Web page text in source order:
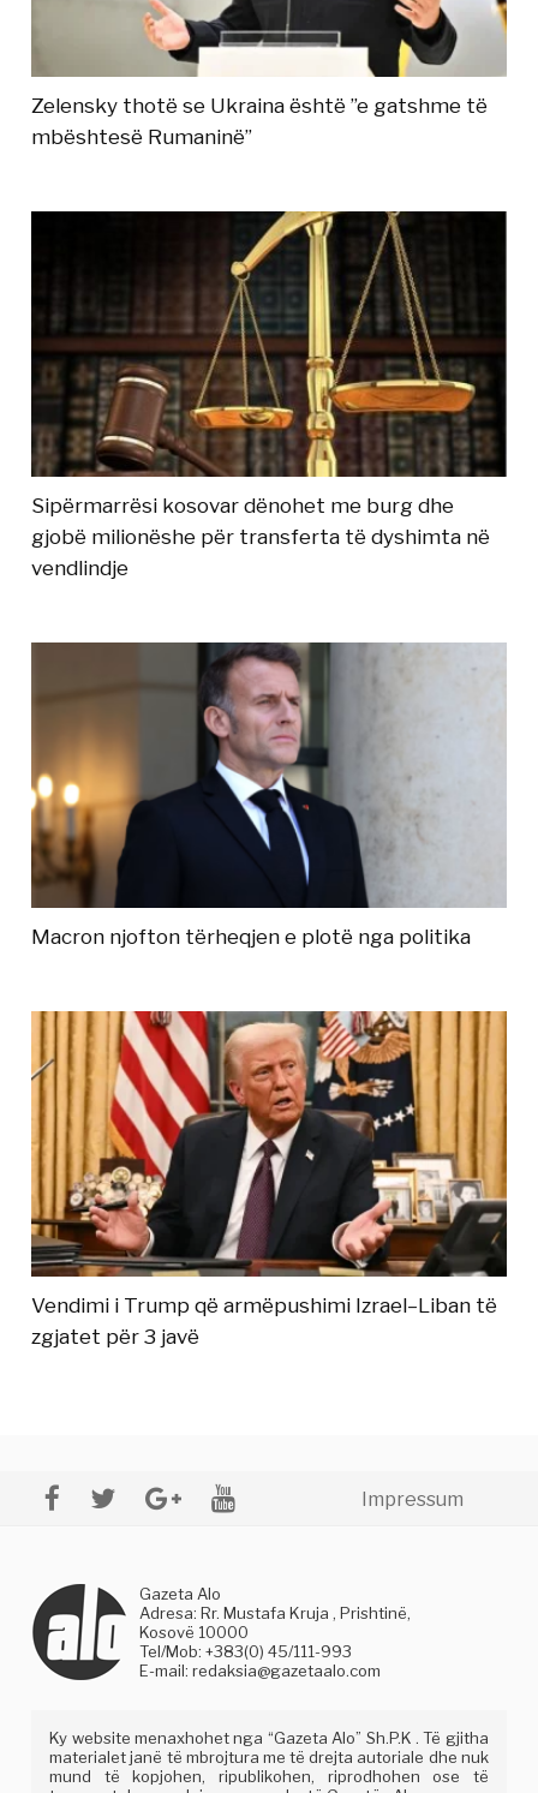
Zelensky thotë se Ukraina është ”e gatshme të
mbështesë Rumaninë”
Sipërmarrësi kosovar dënohet me burg dhe
gjobë milionëshe për transferta të dyshimta në
vendlindje
Macron njofton tërheqjen e plotë nga politika
Vendimi i Trump që armëpushimi Izrael–Liban të
zgjatet për 3 javë
Impressum
Gazeta Alo
Adresa: Rr. Mustafa Kruja , Prishtinë,
Kosovë 10000
Tel/Mob: +383(0) 45/111-993
E-mail:redaksia@gazetaalo.com
Ky website menaxhohet nga “Gazeta Alo” Sh.P.K . Të gjitha
materialet janë të mbrojtura me të drejta autoriale dhe nuk
mund të kopjohen, ripublikohen, riprodhohen ose të